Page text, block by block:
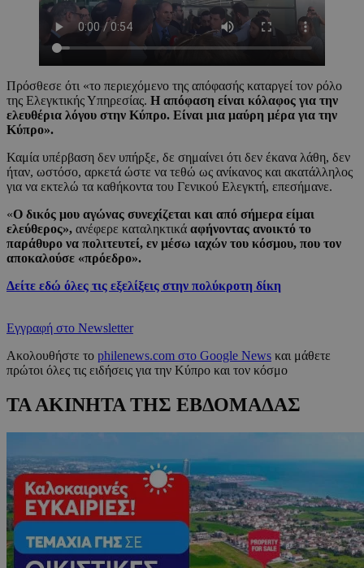
Πρόσθεσε ότι «το περιεχόμενο της απόφασής καταργεί τον ρόλο
της Ελεγκτικής Υπηρεσίας. Η απόφαση είναι κόλαφος για την
ελευθέρια λόγου στην Κύπρο. Είναι μια μαύρη μέρα για την
Κύπρο».
Καμία υπέρβαση δεν υπήρξε, δε σημαίνει ότι δεν έκανα λάθη, δεν
ήταν, ωστόσο, αρκετά ώστε να τεθώ ως ανίκανος και ακατάλληλος
για να εκτελώ τα καθήκοντα του Γενικού Ελεγκτή, επεσήμανε.
«Ο δικός μου αγώνας συνεχίζεται και από σήμερα είμαι
ελεύθερος», ανέφερε καταληκτικά αφήνοντας ανοικτό το
παράθυρο να πολιτευτεί, εν μέσω ιαχών του κόσμου, που τον
αποκαλούσε «πρόεδρο».
Δείτε εδώ όλες τις εξελίξεις στην πολύκροτη δίκη
Εγγραφή στο Newsletter
Ακολουθήστε το philenews.com στο Google News και μάθετε
πρώτοι όλες τις ειδήσεις για την Κύπρο και τον κόσμο
ΤΑ ΑΚΙΝΗΤΑ ΤΗΣ ΕΒΔΟΜΑΔΑΣ